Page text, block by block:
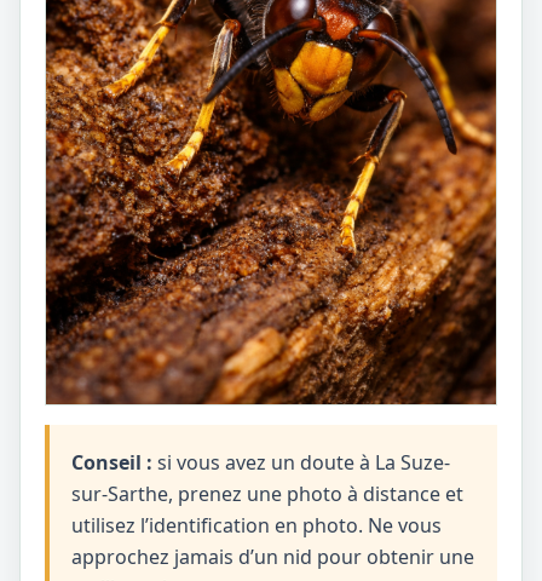
Conseil : si vous avez un doute à La Suze-
sur-Sarthe, prenez une photo à distance et
utilisez l’identification en photo. Ne vous
approchez jamais d’un nid pour obtenir une